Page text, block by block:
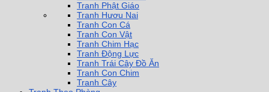
Tranh Phật Giáo
Tranh Hươu Nai
Tranh Con Cá
Tranh Con Vật
Tranh Chim Hạc
Tranh Động Lực
Tranh Trái Cây Đồ Ăn
Tranh Con Chim
Tranh Cây